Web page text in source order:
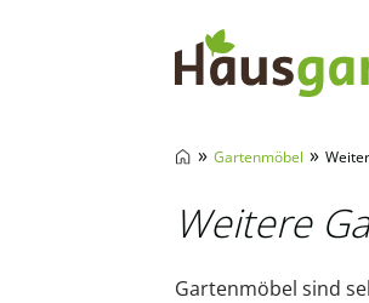
» Gartenmöbel »
Weitere
Gartenmöbel sind